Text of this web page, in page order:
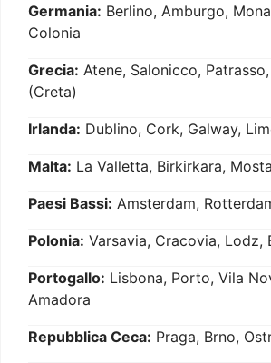
Germania: Berlino, Amburgo,
Colonia
Grecia: Atene, Salonicco,
(Creta)
Irlanda: Dublino, Cork, Galway,
Malta: La Valletta, Birkirkara,
Paesi Bassi: Amsterdam,
Polonia: Varsavia, Cracovia, Lodz,
Portogallo: Lisbona, Porto, Vila
Amadora
Repubblica Ceca: Praga, Brno,